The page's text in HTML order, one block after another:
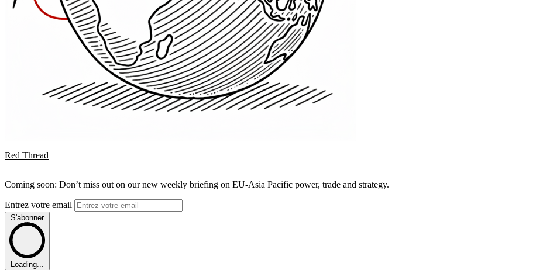
Red Thread
Coming soon: Don’t miss out on our new weekly briefing on EU-Asia Pacific power, trade and strategy.
Entrez votre email
S'abonner
Loading...